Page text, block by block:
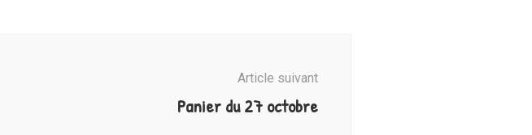
Article suivant
Panier du 27 octobre